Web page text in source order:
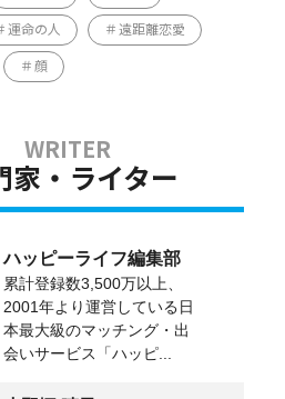
運命の人 遠距離恋愛
顔
家・ライター
ハッピーライフ編集部
累計登録数3,500万以上、
2001年より運営している日
本最大級のマッチング・出
会いサービス「ハッピ...